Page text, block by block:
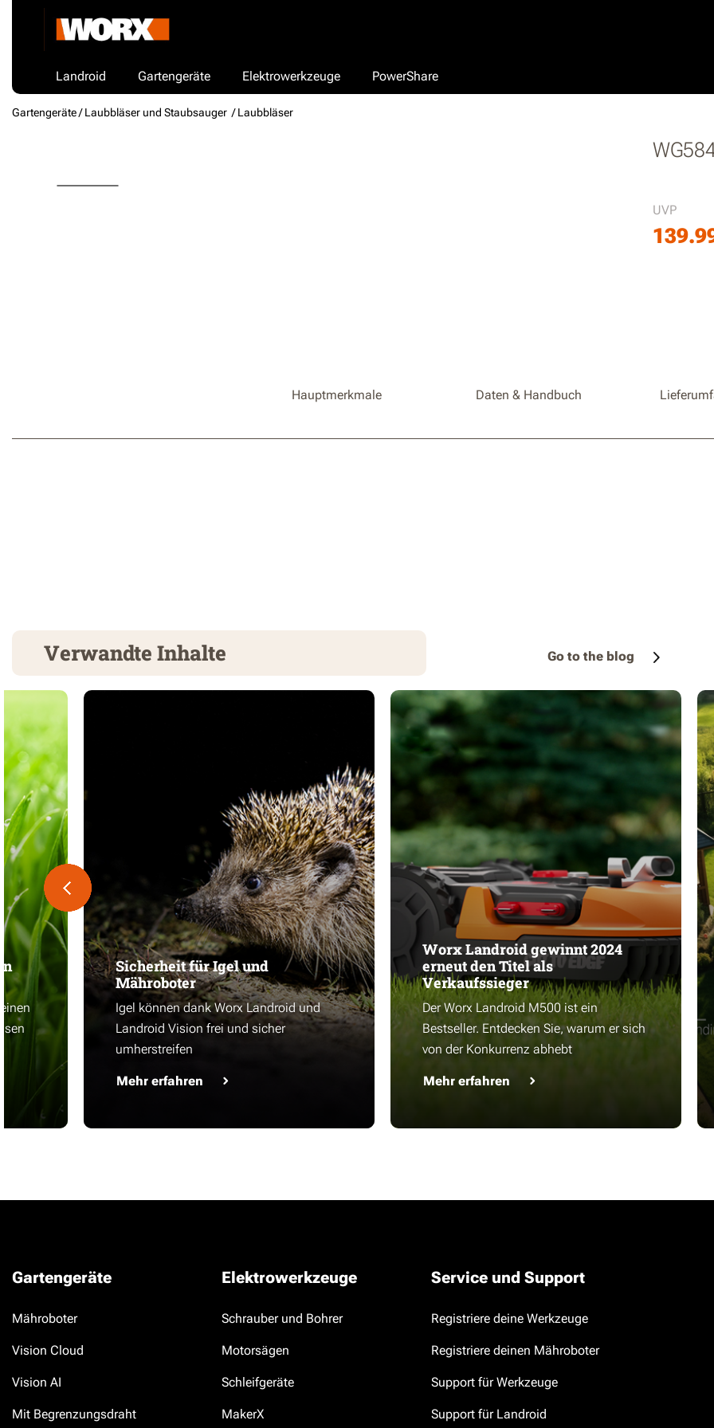
Landroid Gartengeräte Elektrowerkzeuge PowerShare
Gartengeräte /Laubbläser und Staubsauger / Laubbläser
UVP
Hauptmerkmale Daten & Handbuch
Verwandte Inhalte Go to the blog
Sicherheit für Igel und
Mähroboter
Igel können dank Worx Landroid und
Landroid Vision frei und sicher
umherstreifen
Mehr erfahren
Worx Landroid gewinnt 2024
erneut den Titel als
Verkaufssieger
Der Worx Landroid M500 ist ein
Bestseller. Entdecken Sie, warum er sich
von der Konkurrenz abhebt
Mehr erfahren
Gartengeräte
Mähroboter
Vision Cloud
Vision AI
Mit Begrenzungsdraht
Elektrowerkzeuge
Schrauber und Bohrer
Motorsägen
Schleifgeräte
MakerX
Service und Support
Registriere deine Werkzeuge
Registriere deinen Mähroboter
Support für Werkzeuge
Support für Landroid